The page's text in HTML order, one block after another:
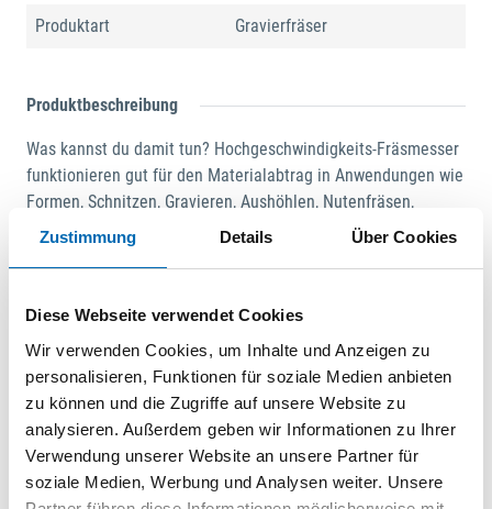
Zustimmung Details Über Cookies
Diese Webseite verwendet Cookies
Wir verwenden Cookies, um Inhalte und Anzeigen zu
personalisieren, Funktionen für soziale Medien anbieten
zu können und die Zugriffe auf unsere Website zu
analysieren. Außerdem geben wir Informationen zu Ihrer
Verwendung unserer Website an unsere Partner für
soziale Medien, Werbung und Analysen weiter. Unsere
Produktart Gravierfräser
Produktbeschreibung
Was kannst du damit tun? Hochgeschwindigkeits-Fräsmesser
funktionieren gut für den Materialabtrag in Anwendungen wie
Formen, Schnitzen, Gravieren, Aushöhlen, Nutenfräsen,
Schlitzfräsen, Inlay-Arbeiten, Bohren konischer Löcher oder
ein effektives Ergebnis die Seiten des Kopfes. Dieses
Weniger aggressive und dafür häufigere Züge sind immer
besser, als fest zu drücken oder das Werkzeug durch das
Material zu zwingen. Halte es in einem Winkel von weniger
als 90°. Empfohlenes Vorsatzgerät: BIEGSAME WELLE (225).
WERKZEUGHALTER FÜR BIEGSAME WELLE (2222).
PRÄZISIONSHANDGRIFF-VORSATZGERÄT (577). 3-IN-1 MULTI-